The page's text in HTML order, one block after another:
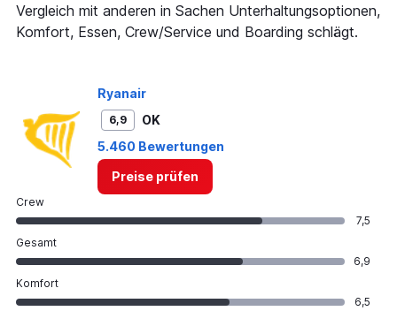
Vergleich mit anderen in Sachen Unterhaltungsoptionen,
Komfort, Essen, Crew/Service und Boarding schlägt.
Ryanair
6,9
OK
5.460 Bewertungen
Preise prüfen
Crew
7,5
Gesamt
6,9
Komfort
6,5